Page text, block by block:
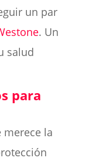
un par
. Un
salud
para
la